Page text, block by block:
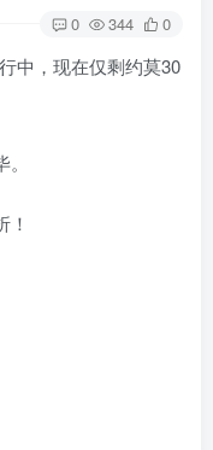
0 344 0
中，现在仅剩约莫30